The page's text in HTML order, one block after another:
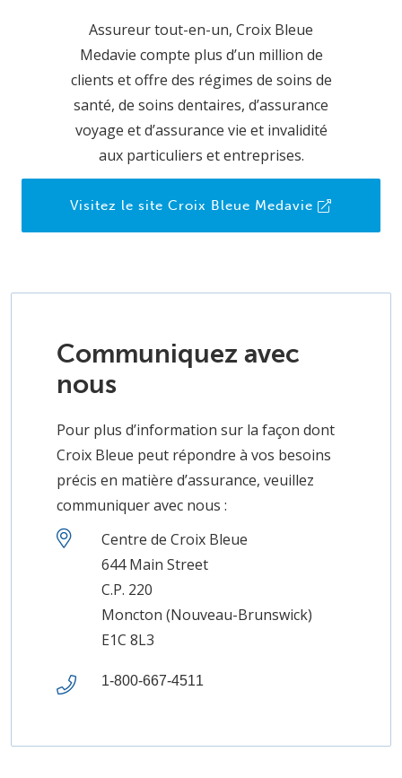
Assureur tout-en-un, Croix Bleue
Medavie compte plus d’un million de
clients et offre des régimes de soins de
santé, de soins dentaires, d’assurance
voyage et d’assurance vie et invalidité
aux particuliers et entreprises.
Visitez le site Croix Bleue Medavie
Communiquez avec
nous
Pour plus d’information sur la façon dont
Croix Bleue peut répondre à vos besoins
précis en matière d’assurance, veuillez
communiquer avec nous :
Centre de Croix Bleue
644 Main Street
C.P. 220
Moncton (Nouveau-Brunswick)
E1C 8L3
1-800-667-4511